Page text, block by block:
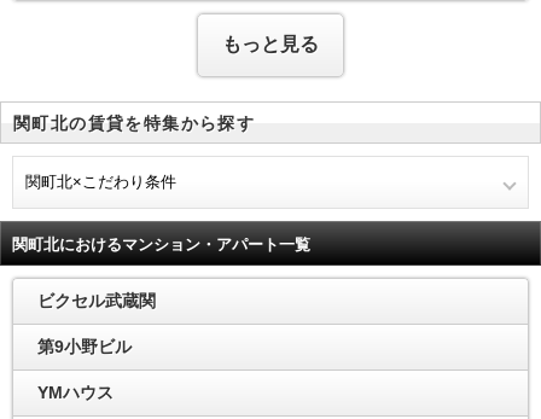
もっと見る
関町北の賃貸を特集から探す
関町北×こだわり条件
関町北におけるマンション・アパート一覧
ビクセル武蔵関
第9小野ビル
YMハウス